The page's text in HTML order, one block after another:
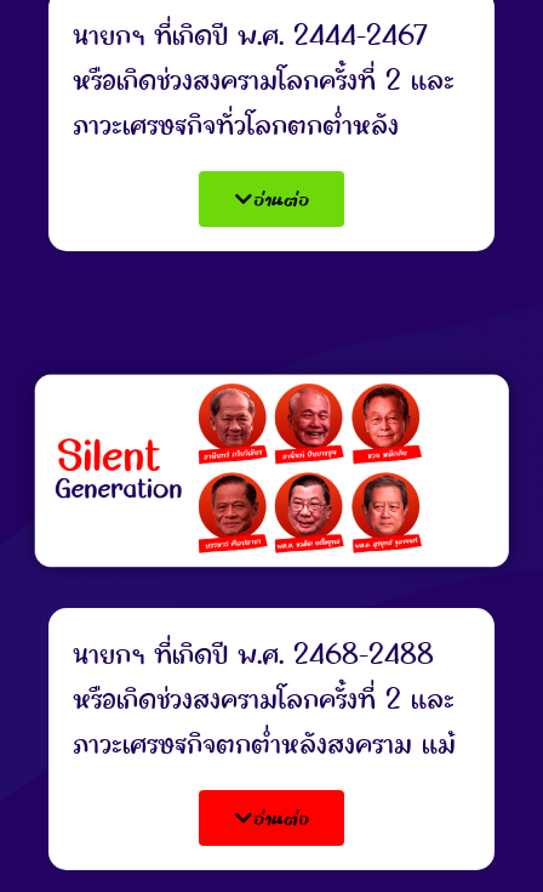
นายกฯ ที่เกิดปี พ.ศ. 2444-2467
หรือเกิดช่วงสงครามโลกครั้งที่ 2 และ
ภาวะเศรษฐกิจทั่วโลกตกต่ำหลัง
นายกฯ ใน Gen นี้ มีถึง 7
คน โดยภาพรวมจะเห็นได้ว่า พวกเขา
คาดหวังให้เด็กไทยมีคุณธรรม ความดี
อ่านต่อ
นายกฯ ที่เกิดปี พ.ศ. 2468-2488
หรือเกิดช่วงสงครามโลกครั้งที่ 2 และ
ภาวะเศรษฐกิจตกต่ำหลังสงคราม แม้
จะใกล้เคียงกับ Greatest
Generation แต่จะมีสิ่งที่แตกต่าง
เพิ่มเข้ามา คือ ความคาดหวังให้เด็ก
อ่านต่อ